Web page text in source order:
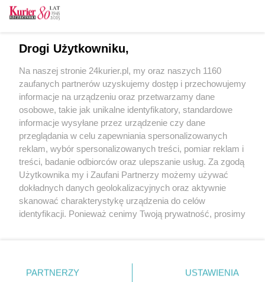
Zapamiętać?
Zaloguj
Zapomniałem hasła
Copyright © 2022 Kurier Szczeciński sp. z o.o.
Drogi Użytkowniku,
Na naszej stronie 24kurier.pl, my oraz naszych 1160
zaufanych partnerów uzyskujemy dostęp i przechowujemy
informacje na urządzeniu oraz przetwarzamy dane
osobowe, takie jak unikalne identyfikatory, standardowe
informacje wysyłane przez urządzenie czy dane
przeglądania w celu zapewniania spersonalizowanych
reklam, wybór spersonalizowanych treści, pomiar reklam i
treści, badanie odbiorców oraz ulepszanie usług. Za zgodą
Użytkownika my i Zaufani Partnerzy możemy używać
dokładnych danych geolokalizacyjnych oraz aktywnie
skanować charakterystykę urządzenia do celów
identyfikacji. Ponieważ cenimy Twoją prywatność, prosimy
prywatności znajdujący się w lewym dolnym rogu strony
. Niektóre rodzaje przetwarzania danych nie wymagają
PARTNERZY USTAWIENIA